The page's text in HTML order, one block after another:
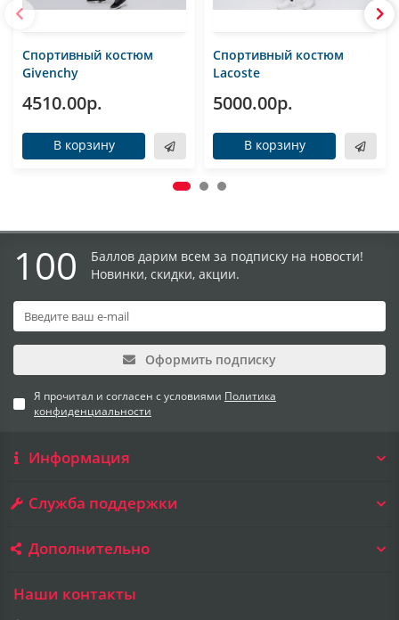
Спортивный костюм
Givenchy
4510.00р.
В корзину
Спортивный костюм
Lacoste
5000.00р.
В корзину
100
Баллов дарим всем за подписку на новости!
Новинки, скидки, акции.
Оформить подписку
Я прочитал и согласен с условиями Политика
конфиденциальности
Информация
Служба поддержки
Дополнительно
Наши контакты